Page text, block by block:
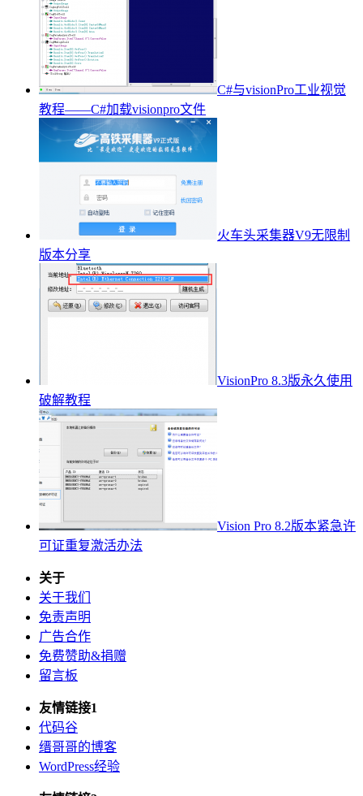
C#与visionPro工业视觉
教程——C#加载visionpro文件
火车头采集器V9无限制
版本分享
VisionPro 8.3版永久使用
破解教程
Vision Pro 8.2版本紧急许
可证重复激活办法
关于
关于我们
免责声明
广告合作
免费赞助&捐赠
留言板
友情链接1
代码谷
缙哥哥的博客
WordPress经验